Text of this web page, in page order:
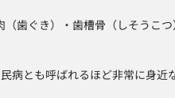
歯ぐき）・歯槽骨（しそうこ
病とも呼ばれるほど非常に身近